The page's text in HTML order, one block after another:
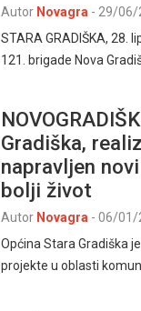
Autor Novagra - 29/06/
STARA GRADIŠKA, 28.
121. brigade Nova
Gradiška,
napravljen
bolji život
Autor Novagra - 06/01/
Općina Stara Gradiška
projekte u oblasti